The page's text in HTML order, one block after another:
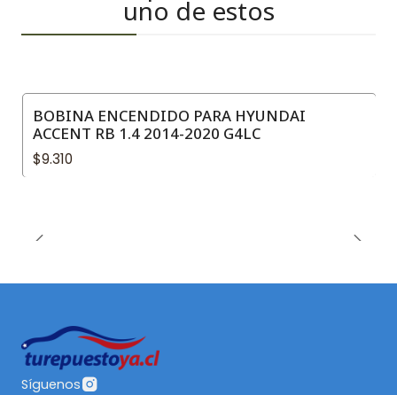
uno de estos
BOBINA ENCENDIDO PARA HYUNDAI
ACCENT RB 1.4 2014-2020 G4LC
$9.310
Síguenos